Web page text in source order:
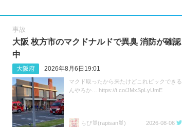
事故
大阪 枚方市のマクドナルドで異臭 消防が確認
中
大阪府 2026年8月6日19:01
マクド取ったから来たけどこれピックできる
んやろか… https://t.co/JMxSpLyUmE
らぴ🐰(rapisan🐰) 2026-08-06